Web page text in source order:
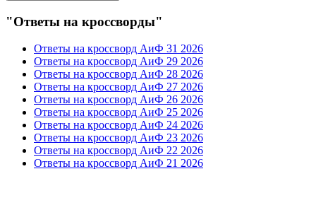
"Ответы на кроссворды"
Ответы на кроссворд АиФ 31 2026
Ответы на кроссворд АиФ 29 2026
Ответы на кроссворд АиФ 28 2026
Ответы на кроссворд АиФ 27 2026
Ответы на кроссворд АиФ 26 2026
Ответы на кроссворд АиФ 25 2026
Ответы на кроссворд АиФ 24 2026
Ответы на кроссворд АиФ 23 2026
Ответы на кроссворд АиФ 22 2026
Ответы на кроссворд АиФ 21 2026